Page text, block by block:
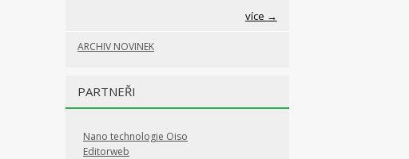
více →
ARCHIV NOVINEK
PARTNEŘI
Nano technologie Oiso
Editorweb